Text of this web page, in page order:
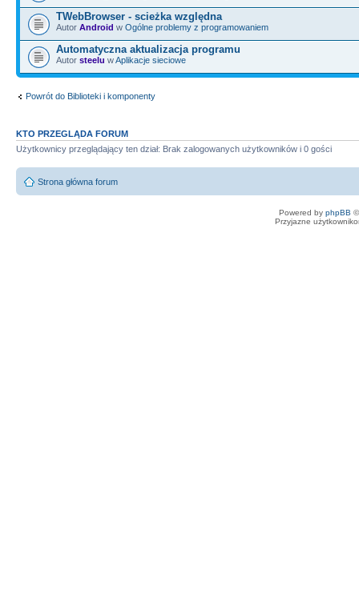
TWebBrowser - scieżka względna
Autor Android w Ogólne problemy z programowaniem
Automatyczna aktualizacja programu
Autor steelu wAplikacje sieciowe
Powrót do Biblioteki i komponenty
KTO PRZEGLĄDA FORUM
Użytkownicy przeglądający ten dział: Brak zalogowanych użytkowników i 0 gości
Strona główna forum
Powered by phpBB
Przyjazne